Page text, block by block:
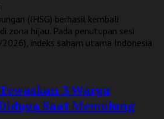
(IHSG) berhasil kembali
zona hijau. Pada penutupan sesi
indeks saham utama Indonesia
3 Warga
Saat Memulung